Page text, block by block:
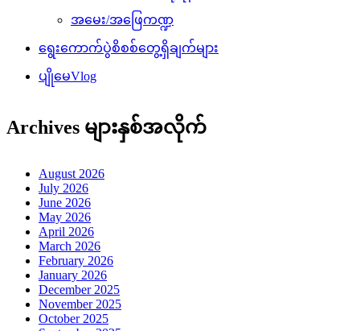
အမေး/အဖြေကဏ္ဍ
ရွေးကောက်ပွဲစိစစ်တွေ့ရှိချက်များ
ပျိုမေVlog
Archives များနှစ်အလိုက်
August 2026
July 2026
June 2026
May 2026
April 2026
March 2026
February 2026
January 2026
December 2025
November 2025
October 2025